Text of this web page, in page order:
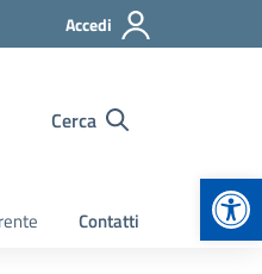
Accedi
Cerca
Contatti